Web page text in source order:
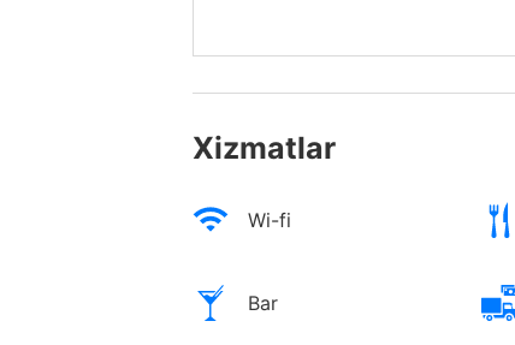
Xizmatlar
Wi-fi
Bar